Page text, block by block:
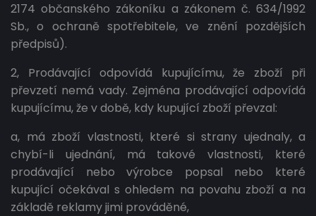
2174 občanského zákoníku a zákonem č. 634/1992
Sb., o ochraně spotřebitele, ve znění pozdějších
předpisů).
2, Prodávající odpovídá kupujícímu, že zboží při
převzetí nemá vady. Zejména prodávající odpovídá
kupujícímu, že v době, kdy kupující zboží převzal:
a, má zboží vlastnosti, které si strany ujednaly, a
chybí-li ujednání, má takové vlastnosti, které
prodávající nebo výrobce popsal nebo které
kupující očekával s ohledem na povahu zboží a na
základě reklamy jimi prováděné,